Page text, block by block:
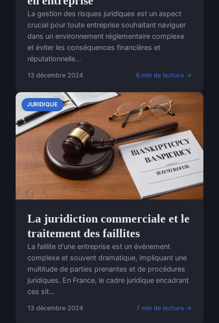
La gestion des risques juridiques est un aspect
crucial pour toute entreprise souhaitant naviguer
dans un environnement réglementaire complexe
et éviter les conséquences financières et
réputationnelle...
13 décembre 2024 6 min de lecture →
JURIDIQUE
La juridiction commerciale et le
traitement des faillites
La faillite d'une entreprise est un événement
complexe et souvent dramatique, impliquant une
multitude de parties prenantes et de procédures
juridiques. En France, le cadre juridique encadrant
ces sit...
13 décembre 2024 7 min de lecture →